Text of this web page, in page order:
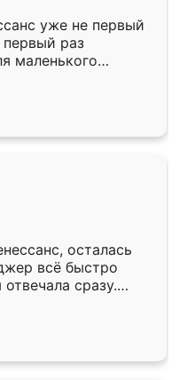
уже не первый
раз
маленького
,во второй раз
очень
быстрая,
разнообразный.
потребуется из
только здесь.
осталась
всё быстро
сразу.
подошёл к
Собрали
аккуратно, даже